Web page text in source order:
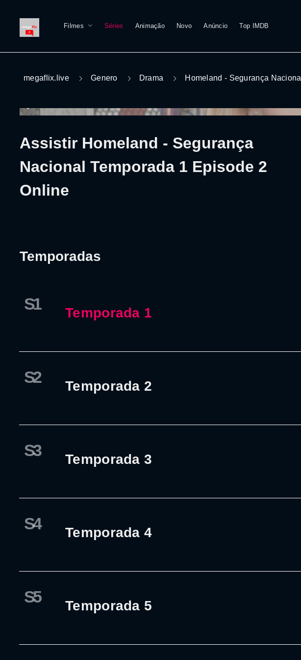
Filmes Séries Animação Novo Anúncio Top IMDB
megaflix.live Genero Drama Homeland - Segurança Nacional
Assistir Homeland - Segurança
Nacional Temporada 1 Episode 2
Online
Temporadas
S1 Temporada 1
S2 Temporada 2
S3 Temporada 3
S4 Temporada 4
S5 Temporada 5